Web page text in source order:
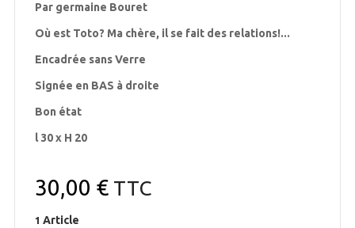
Par germaine Bouret
Où est Toto? Ma chère, il se fait des relations!...
Encadrée sans Verre
Signée en BAS à droite
Bon état
l 30 x H 20
30,00 €TTC
1 Article